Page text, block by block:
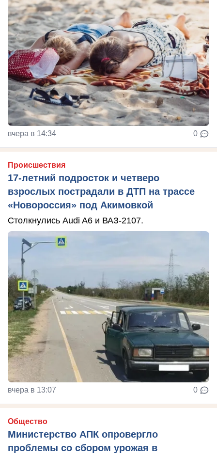
вчера в 14:34 0
Происшествия
17-летний подросток и четверо
взрослых пострадали в ДТП на трассе
«Новороссия» под Акимовкой
Столкнулись Audi A6 и ВАЗ-2107.
вчера в 13:07 0
Общество
Министерство АПК опровергло
проблемы со сбором урожая в